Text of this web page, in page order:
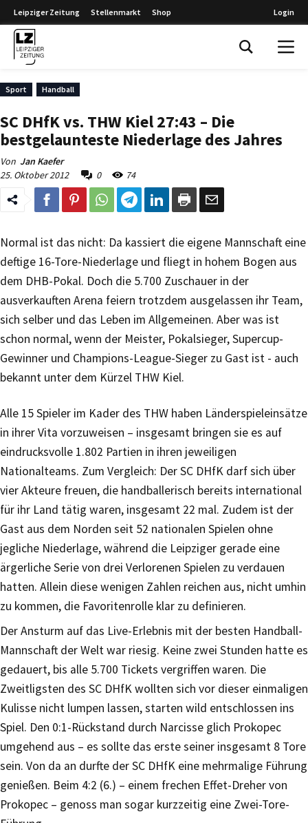
Leipziger Zeitung Stellenmarkt Shop Login
Sport Handball
SC DHfK vs. THW Kiel 27:43 – Die
bestgelaunteste Niederlage des Jahres
Von Jan Kaefer
25. Oktober 2012
0 74
Normal ist das nicht: Da kassiert die eigene Mannschaft eine
deftige 16-Tore-Niederlage und fliegt in hohem Bogen aus
dem DHB-Pokal. Doch die 5.700 Zuschauer in der
ausverkauften Arena feiern trotzdem ausgelassen ihr Team,
sich selber und das Leben im Allgemeinen. Aber was ist
schon normal, wenn der Meister, Pokalsieger, Supercup-
Gewinner und Champions-League-Sieger zu Gast ist - auch
bekannt unter dem Kürzel THW Kiel.
Alle 15 Spieler im Kader des THW haben Länderspieleinsätze
in ihrer Vita vorzuweisen – insgesamt bringen sie es auf
eindrucksvolle 1.802 Partien in ihren jeweiligen
Nationalteams. Zum Vergleich: Der SC DHfK darf sich über
vier Akteure freuen, die handballerisch bereits international
für ihr Land tätig waren, insgesamt 22 mal. Zudem ist der
Gast aus dem Norden seit 52 nationalen Spielen ohne
jegliche Niederlage, während die Leipziger gerade eine
ärgerliche Serie von drei Verlorenen Spielen zu verdauen
hatten. Allein diese wenigen Zahlen reichen aus, nicht umhin
zu kommen, die Favoritenrolle klar zu definieren.
Der Ansturm auf das Live-Erlebnis mit der besten Handball-
Mannschaft der Welt war riesig. Keine zwei Stunden hatte es
gedauert, bis alle 5.700 Tickets vergriffen waren. Die
Zweitligsten des SC DHfK wollten sich vor dieser einmaligen
Kulisse nicht lumpen lassen, starten wild entschlossen ins
Spiel. Den 0:1-Rückstand durch Narcisse glich Prokopec
umgehend aus – es sollte das erste seiner insgesamt 8 Tore
sein. Von da an durfte der SC DHfK eine mehrmalige Führung
genießen. Beim 4:2 (6.) – einem frechen Effet-Dreher von
Prokopec – genoss man sogar kurzzeitig eine Zwei-Tore-